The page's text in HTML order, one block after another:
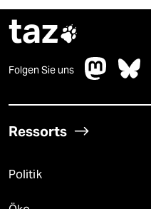
taz
Folgen Sie uns
Ressorts
Politik